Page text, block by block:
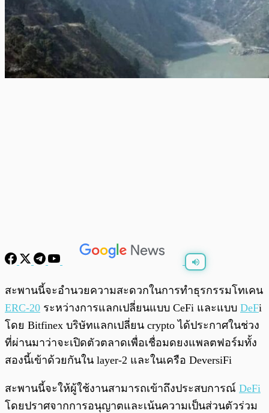
พร้อมเล่น 0:00
สะพานนี้จะอำนวยความสะดวกในการทำธุรกรรมโทเคน
ERC-20 ระหว่างการแลกเปลี่ยนแบบ CeFi และแบบ DeFi
โดย Bitfinex บริษัทแลกเปลี่ยน crypto ได้ประกาศในช่วง
ที่ผ่านมาว่าจะเปิดตัวตลาดเพื่อเชื่อมดยงแพลตฟอร์มทั้ง
สองนี้เข้าด้วยกันใน layer-2 และในเครือ DeversiFi
สะพานนี้จะให้ผู้ใช้งานสามารถเข้าถึงประสบการณ์ DeFi
โดยปราศจากการอนุญาตและเน้นความเป็นส่วนตัวร่วม